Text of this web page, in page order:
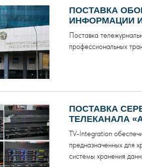
ПОСТАВКА
ИНФОРМАЦИИ
Поставка
профессиональных
ПОСТАВКА
ТЕЛЕКАНАЛА
TV-Integration
предназначенных для
системы хранения